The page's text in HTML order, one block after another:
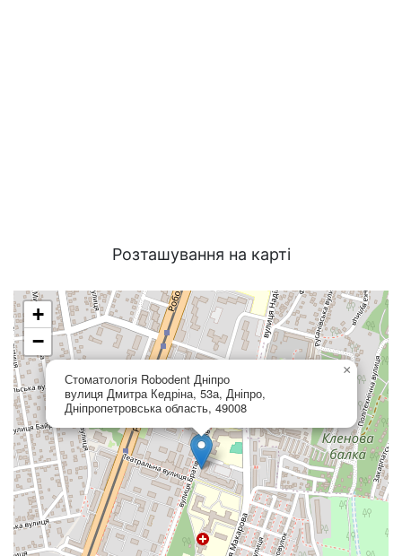
Розташування на карті
Стоматологія Robodent Дніпро
вулиця Дмитра Кедріна, 53а, Дніпро,
Дніпропетровська область, 49008
×
+
−